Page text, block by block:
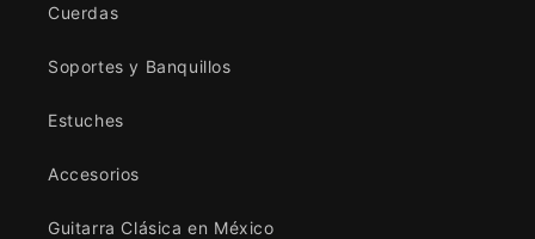
Cuerdas
Soportes y Banquillos
Estuches
Accesorios
Guitarra Clásica en México